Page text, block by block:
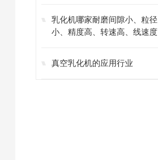
乳化机哪家耐磨间隙小、粒径
小、精度高、转速高、线速度
真空乳化机的应用行业